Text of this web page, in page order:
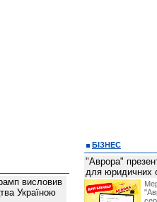
висловив
Україною
БІЗНЕС
"Аврора"
для юридичних